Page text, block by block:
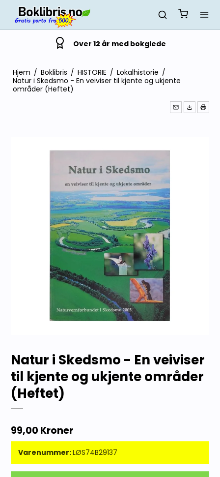
Over 12 år med bokglede
Hjem / Boklibris / HISTORIE / Lokalhistorie /
Natur i Skedsmo - En veiviser til kjente og ukjente
områder (Heftet)
Natur i Skedsmo - En veiviser
til kjente og ukjente områder
(Heftet)
99,00 Kroner
Varenummer:LØS74B29137